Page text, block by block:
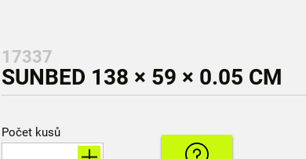
17337
SUNBED 138 × 59 × 0.05 CM
Počet kusů